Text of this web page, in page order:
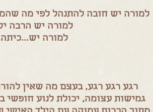
למורה יש חובה להתנהל לפי מה
למורה יש הרבה
למורה
רגע רגע רגע, בעצם מה שאין
גמישות עצומה, יכולת לנוע